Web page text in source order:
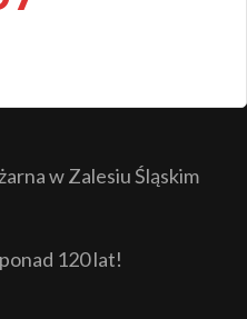
w Zalesiu Śląskim
120 lat!